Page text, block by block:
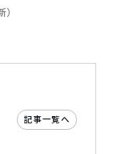
記事一覧へ